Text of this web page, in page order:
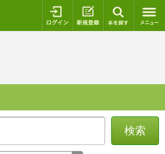
ログイン 新規登録
検索